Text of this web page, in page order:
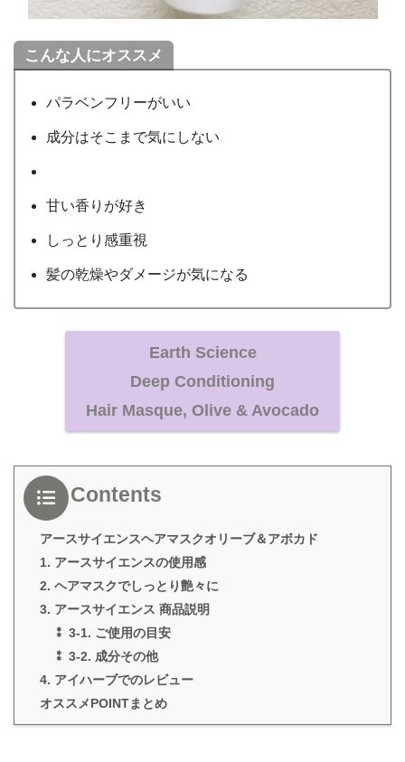
こんな人にオススメ
パラベンフリーがいい
成分はそこまで気にしない
甘い香りが好き
しっとり感重視
髪の乾燥やダメージが気になる
Earth Science
Deep Conditioning
Hair Masque, Olive & Avocado
Contents
アースサイエンスヘアマスクオリーブ＆アボカド
1. アースサイエンスの使用感
2. ヘアマスクでしっとり艶々に
3. アースサイエンス 商品説明
⁑ 3-1. ご使用の目安
⁑ 3-2. 成分その他
4. アイハーブでのレビュー
オススメPOINTまとめ